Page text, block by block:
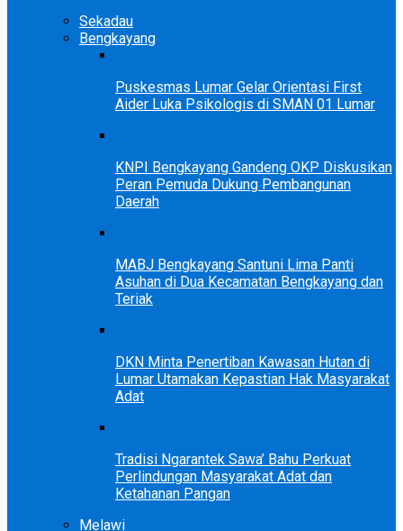
Sekadau
Bengkayang
Puskesmas Lumar Gelar Orientasi First
Aider Luka Psikologis di SMAN 01 Lumar
KNPI Bengkayang Gandeng OKP Diskusikan
Peran Pemuda Dukung Pembangunan
Daerah
MABJ Bengkayang Santuni Lima Panti
Asuhan di Dua Kecamatan Bengkayang dan
Teriak
DKN Minta Penertiban Kawasan Hutan di
Lumar Utamakan Kepastian Hak Masyarakat
Adat
Tradisi Ngarantek Sawa’ Bahu Perkuat
Perlindungan Masyarakat Adat dan
Ketahanan Pangan
Melawi